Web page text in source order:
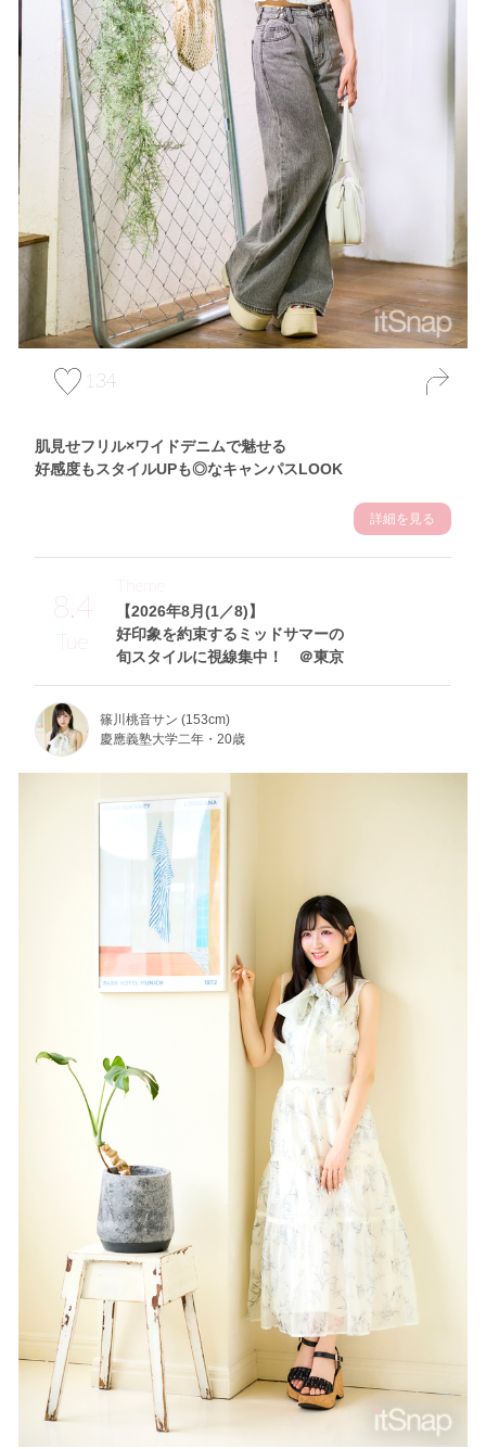
134
肌見せフリル×ワイドデニムで魅せる
好感度もスタイルUPも◎なキャンパスLOOK
詳細を見る
8.4
Tue
【2026年8月(1／8)】
好印象を約束するミッドサマーの
旬スタイルに視線集中！ ＠東京
Theme
篠川桃音サン (153cm)
慶應義塾大学二年・20歳